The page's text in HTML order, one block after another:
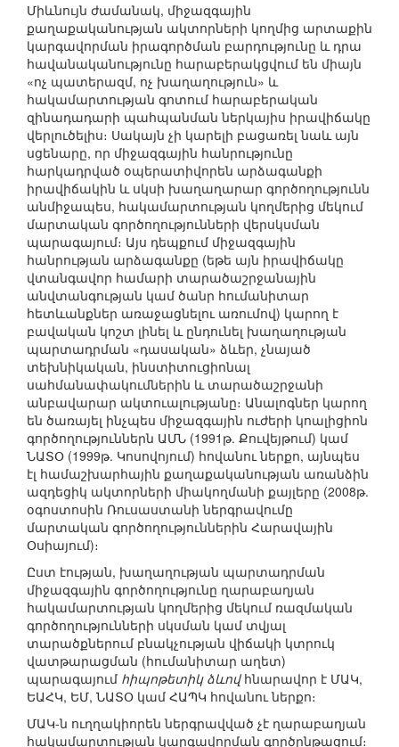
Միևնույն ժամանակ, միջազգային
քաղաքականության ակտորների կողմից արտաքին
կարգավորման իրագործման բարդությունը և դրա
հավանականությունը հարաբերակցվում են միայն
«ոչ պատերազմ, ոչ խաղաղություն» և
հակամարտության գոտում հարաբերական
զինադադարի պահպանման ներկայիս իրավիճակը
վերլուծելիս։ Սակայն չի կարելի բացառել նաև այն
սցենարը, որ միջազգային հանրությունը
հարկադրված օպերատիվորեն արձագանքի
իրավիճակին և սկսի խաղաղարար գործողությունն
անմիջապես, հակամարտության կողմերից մեկում
մարտական գործողությունների վերսկսման
պարագայում։ Այս դեպքում միջազգային
հանրության արձագանքը (եթե այն իրավիճակը
վտանգավոր համարի տարածաշրջանային
անվտանգության կամ ծանր հումանիտար
հետևանքներ առաջացնելու առումով) կարող է
բավական կոշտ լինել և ընդունել խաղաղության
պարտադրման «դասական» ձևեր, չնայած
տեխնիկական, ինստիտուցիոնալ
սահմանափակումներին և տարածաշրջանի
անբավարար ակտուալությանը։ Անալոգներ կարող
են ծառայել ինչպես միջազգային ուժերի կոալիցիոն
գործողություններն ԱՄՆ (1991թ. Քուվեյթում) կամ
ՆԱՏՕ (1999թ. Կոսովոյում) հովանու ներքո, այնպես
էլ համաշխարհային քաղաքականության առանձին
ազդեցիկ ակտորների միակողմանի քայլերը (2008թ.
օգոստոսին Ռուսաստանի ներգրավումը
մարտական գործողություններին Հարավային
Օսիայում)։
Ըստ էության, խաղաղության պարտադրման
միջազգային գործողությունը ղարաբաղյան
հակամարտության կողմերից մեկում ռազմական
գործողությունների սկսման կամ տվյալ
տարածքներում բնակչության վիճակի կտրուկ
վատթարացման (հումանիտար աղետ)
պարագայում հիպոթետիկ ձևովհնարավոր է ՄԱԿ,
ԵԱՀԿ, ԵՄ, ՆԱՏՕ կամ ՀԱՊԿ հովանու ներքո։
ՄԱԿ-ն ուղղակիորեն ներգրավված չէ ղարաբաղյան
հակամարտության կարգավորման գործընթացում։